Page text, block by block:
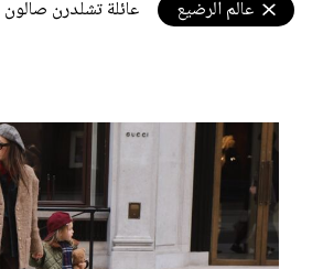
عائلة تشلدرن صالون عالم الرضيع